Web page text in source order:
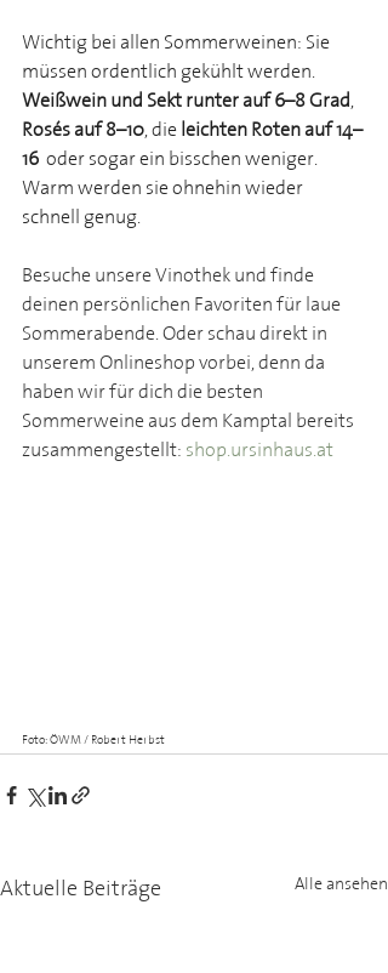
Wichtig bei allen Sommerweinen: Sie
müssen ordentlich gekühlt werden.
Weißwein und Sekt runter auf 6–8 Grad,
Rosés auf 8–10, die leichten Roten auf 14–
16 oder sogar ein bisschen weniger.
Warm werden sie ohnehin wieder
schnell genug.
Besuche unsere Vinothek und finde
deinen persönlichen Favoriten für laue
Sommerabende. Oder schau direkt in
unserem Onlineshop vorbei, denn da
haben wir für dich die besten
Sommerweine aus dem Kamptal bereits
zusammengestellt: shop.ursinhaus.at
Foto: ÖWM / Robert Herbst
Aktuelle Beiträge Alle ansehen